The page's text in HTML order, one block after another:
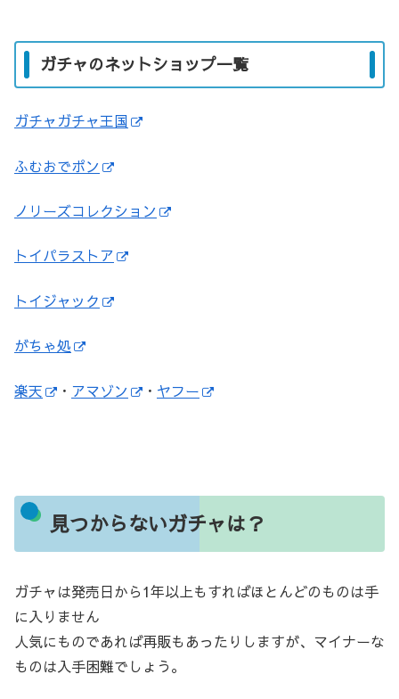
ガチャのネットショップ一覧
ガチャガチャ王国
ふむおでポン
ノリーズコレクション
トイパラストア
トイジャック
がちゃ処
楽天 ・ アマゾン ・ ヤフー
見つからないガチャは？
ガチャは発売日から1年以上もすればほとんどのものは手
に入りません
人気にものであれば再販もあったりしますが、マイナーな
ものは入手困難でしょう。